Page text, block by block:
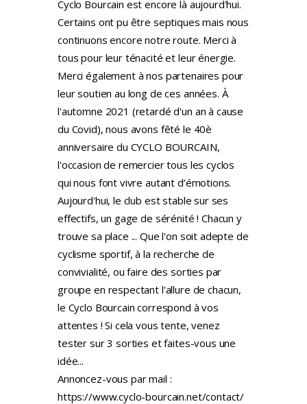
Cyclo Bourcain est encore là aujourd'hui.
Certains ont pu être septiques mais nous
continuons encore notre route. Merci à
tous pour leur ténacité et leur énergie.
Merci également à nos partenaires pour
leur soutien au long de ces années. À
l'automne 2021 (retardé d'un an à cause
du Covid), nous avons fêté le 40è
anniversaire du CYCLO BOURCAIN,
l'occasion de remercier tous les cyclos
qui nous font vivre autant d’émotions.
Aujourd'hui, le club est stable sur ses
effectifs, un gage de sérénité ! Chacun y
trouve sa place ... Que l'on soit adepte de
cyclisme sportif, à la recherche de
convivialité, ou faire des sorties par
groupe en respectant l'allure de chacun,
le Cyclo Bourcain correspond à vos
attentes ! Si cela vous tente, venez
tester sur 3 sorties et faites-vous une
idée...
Annoncez-vous par mail :
https://www.cyclo-bourcain.net/contact/